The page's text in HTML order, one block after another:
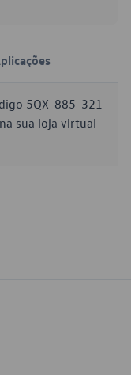
5QX-885-321
sua loja virtual